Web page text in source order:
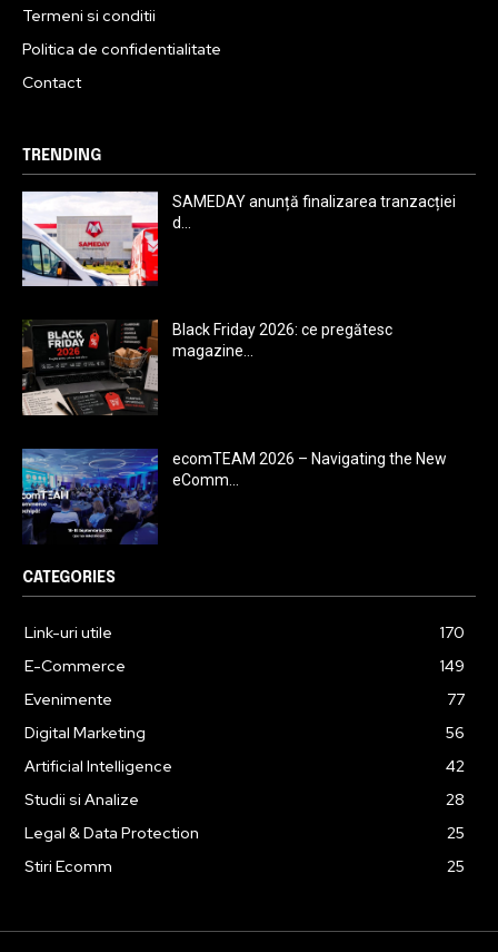
Termeni si conditii
Politica de confidentialitate
Contact
TRENDING
SAMEDAY anunță finalizarea tranzacției
d...
Black Friday 2026: ce pregătesc
magazine...
ecomTEAM 2026 – Navigating the New
eComm...
CATEGORIES
Link-uri utile
170
E-Commerce
149
Evenimente
77
Digital Marketing
56
Artificial Intelligence
42
Studii si Analize
28
Legal & Data Protection
25
Stiri Ecomm
25